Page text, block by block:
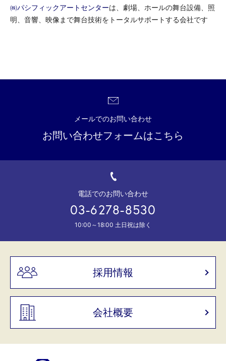
㈱パシフィックアートセンターは、劇場、ホールの舞台設備、照
明、音響、映像まで舞台技術をトータルサポートする会社です
メールでのお問い合わせ
お問い合わせフォームはこちら
電話でのお問い合わせ
03-6278-8530
10:00～18:00 土日祝は除く
採用情報
会社概要